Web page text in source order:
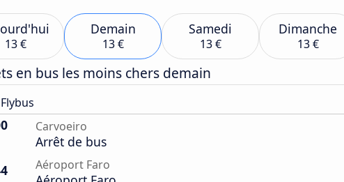
13 €
Demain
13 €
Samedi
13 €
Dimanche
13 €
en bus les moins chers demain
Flybus
Carvoeiro
Arrêt de bus
Aéroport Faro